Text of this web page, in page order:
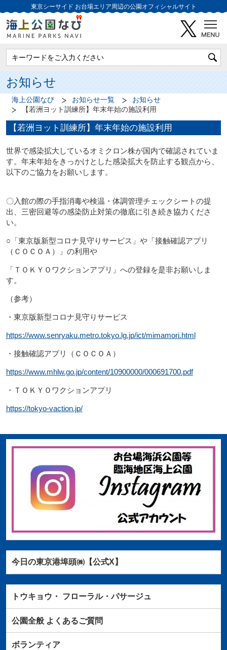
東京シーサイド お台場エリア周辺の公園オフィシャルサイト
お知らせ
海上公園なび お知らせ一覧
お知らせ
【若洲ヨット訓練所】年末年始の施設利用
【若洲ヨット訓練所】年末年始の施設利用
世界で感染拡大しているオミクロン株が国内で確認されていま
す。年末年始をきっかけとした感染拡大を防止する観点から、
以下のご協力をお願いします。
〇入館の際の手指消毒や検温・体調管理チェックシートの提
出、三密回避等の感染防止対策の徹底に引き続き協力くださ
い。
○「東京版新型コロナ見守りサービス」や「接触確認アプリ
（ＣＯＣＯＡ）」の利用や
「ＴＯＫＹＯワクションアプリ」への登録を是非お願いしま
す。
（参考）
・東京版新型コロナ見守りサービス
https://www.senryaku.metro.tokyo.lg.jp/ict/mimamori.html
・接触確認アプリ（ＣＯＣＯＡ）
https://www.mhlw.go.jp/content/10900000/000691700.pdf
・ＴＯＫＹＯワクションアプリ
https://tokyo-vaction.jp/
今日の東京港埠頭㈱【公式X】
トウキョウ・ フローラル・パサージュ
公園全般よくあるご質問
ボランティア